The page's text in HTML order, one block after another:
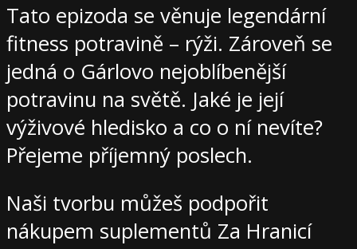
Tato epizoda se věnuje legendární
fitness potravině – rýži. Zároveň se
jedná o Gárlovo nejoblíbenější
potravinu na světě. Jaké je její
výživové hledisko a co o ní nevíte?
Přejeme příjemný poslech.
Naši tvorbu můžeš podpořit
nákupem suplementů Za Hranicí